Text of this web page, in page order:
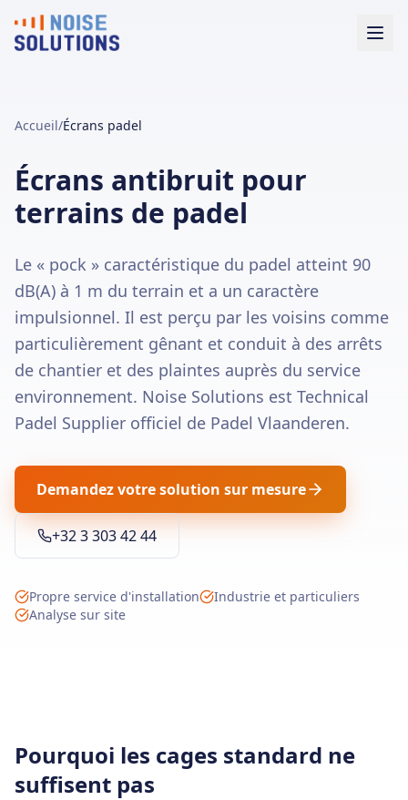
Accueil/Écrans padel
Écrans antibruit pour
terrains de padel
Le « pock » caractéristique du padel atteint 90
dB(A) à 1 m du terrain et a un caractère
impulsionnel. Il est perçu par les voisins comme
particulièrement gênant et conduit à des arrêts
de chantier et des plaintes auprès du service
environnement. Noise Solutions est Technical
Padel Supplier officiel de Padel Vlaanderen.
Demandez votre solution sur mesure
+32 3 303 42 44
Propre service d'installation
Industrie et particuliers
Analyse sur site
Pourquoi les cages standard ne
suffisent pas